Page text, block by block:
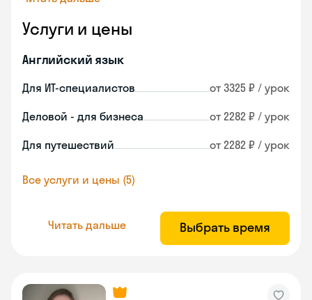
Услуги и цены
Английский язык
Для ИТ-специалистов от 3325 ₽ / урок
Деловой - для бизнеса от 2282 ₽ / урок
Для путешествий от 2282 ₽ / урок
Все услуги и цены (5)
Читать дальше Выбрать время